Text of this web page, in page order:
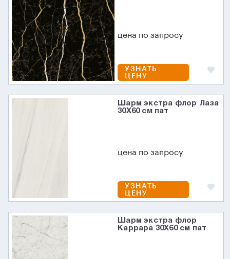
цена по запросу
УЗНАТЬ
ЦЕНУ
Шарм экстра флор Лаза
30X60 см пат
цена по запросу
УЗНАТЬ
ЦЕНУ
Шарм экстра флор
Каррара 30X60 см пат